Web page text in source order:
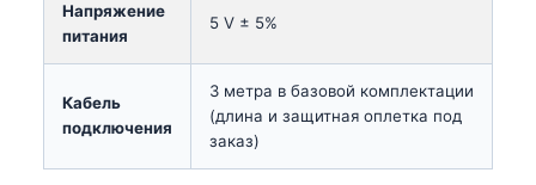
Напряжение
питания
5 V ± 5%
Кабель
подключения
3 метра в базовой комплектации
(длина и защитная оплетка под
заказ)